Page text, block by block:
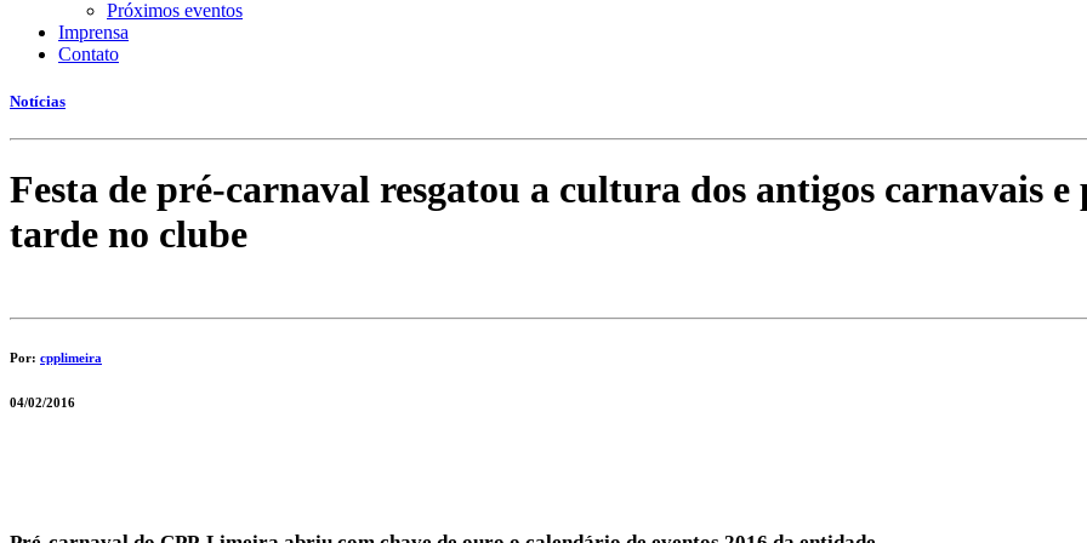
Próximos eventos
Imprensa
Contato
Notícias
Festa de pré-carnaval resgatou a cultura dos antigos carnavais
tarde no clube
Por: cpplimeira
04/02/2016